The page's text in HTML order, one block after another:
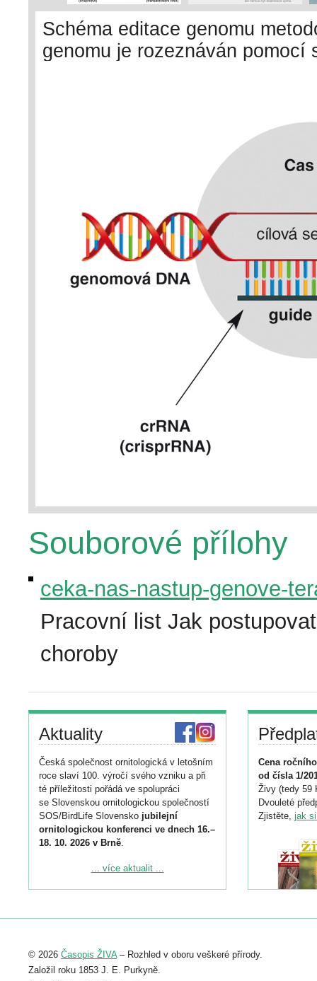
Schéma editace genomu
genomu je rozeznáván
Souborové přílohy
ceka-nas-nastup-genove-
Pracovní list Jak
choroby
Aktuality
Česká společnost ornitologická v letošním
roce slaví 100. výročí svého vzniku a při
té příležitosti pořádá ve spolupráci
se Slovenskou ornitologickou společností
SOS/BirdLife Slovensko jubilejní
ornitologickou konferenci ve dnech 16.–
18. 10. 2026 v Brně.
Podrobnější informace ke konferenci
Registrovat se můžete do 6. září.
abstraktu přihlášené přednášky nebo
posteru je už 30. června.
... více aktualit ...
Cena
od čísla 1/
Živy (tedy 59
Dvouleté
Zjistěte, jak
© 2026 Časopis ŽIVA– Rozhled v oboru veškeré přírody.
Založil roku 1853 J. E. Purkyně.